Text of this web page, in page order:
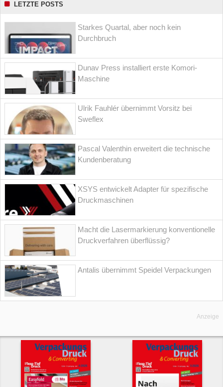
LETZTE POSTS
Starkes Quartal, aber noch kein
Durchbruch
Dunav Press installiert erste Komori-
Maschine
Ulrik Fauhlér übernimmt Vorsitz bei
Sweflex
Pascal Valenthin erweitert die technische
Kundenberatung
XSYS entwickelt Adapter für spezifische
Druckmaschinen
Macht die Lasermarkierung konventionelle
Druckverfahren überflüssig?
Antalis übernimmt Speidel Verpackungen
Anzeige